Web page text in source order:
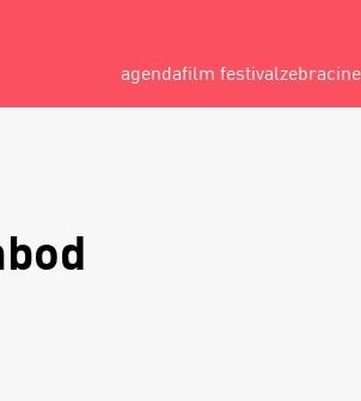
agendafilm festival